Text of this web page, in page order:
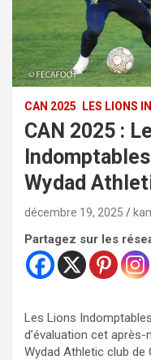
CAN 2025 LES LIONS
CAN 2025 :
Wydad
décembre 19, 2025
Partagez sur les
Les Lions
d’évaluation cet
Wydad Athletic club de